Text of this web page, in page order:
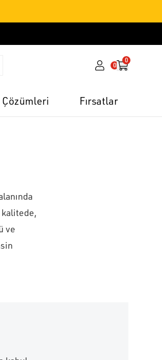
0
0
Çözümleri Fırsatlar
kalitede,
ve